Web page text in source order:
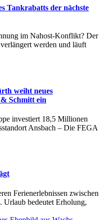
Tankrabatts der nächste
im Nahost-Konflikt? Der
werden und läuft
weiht neues
Schmitt ein
investiert 18,5 Millionen
Ansbach – Die FEGA
Ferienerlebnissen zwischen
bedeutet Erholung,